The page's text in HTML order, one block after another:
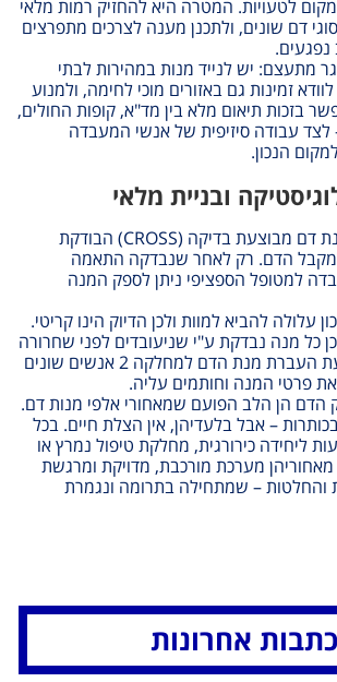
מקום לטעויות. המטרה היא להחזיק רמות מלאי
דם שונים, ולתכנן מענה לצרכים מתפרצים
נפגעים.
מתעצם: יש לנייד מנות במהירות לבתי
זמינות גם באזורים מוכי לחימה, ולמנוע
בזכות תיאום מלא בין מד"א, קופות החולים,
לצד עבודה סיזיפית של אנשי המעבדה
הנכון.
ובניית מלאי
דם מבוצעת בדיקה (CROSS) הבודקת
הדם. רק לאחר שנבדקה התאמה
למטופל הספציפי ניתן לספק המנה
עלולה להביא למוות ולכן הדיוק הינו קריטי.
כל מנה נבדקת ע"י שניעובדים לפני שחרורה
למחלקה. בנוסף, בעת העברת מנת הדם למחלקה 2 אנשים שונים
פרטי המנה וחותמים עליה.
הדם הן הלב הפועם שמאחורי אלפי מנות דם.
– אבל בלעדיהן, אין הצלת חיים. בכל
ליחידה כירורגית, מחלקת טיפול נמרץ או
מערכת מורכבת, מדויקת ומרגשת
והחלטות – שמתחילה בתרומה ונגמרת
כתבות אחרונות